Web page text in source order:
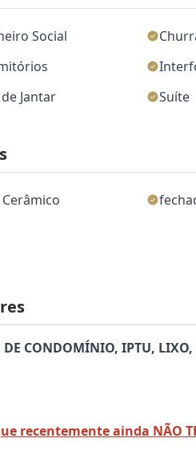
Social
Jantar Suíte
CONDOMÍNIO, IPTU, LIXO,
recentemente ainda NÃO